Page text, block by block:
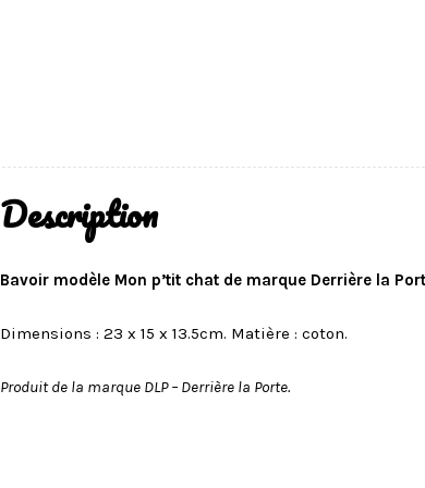
Description
Bavoir modèle Mon p’tit chat de marque Derrière la
Dimensions : 23 x 15 x 13.5cm. Matière : coton.
Produit de la marque DLP – Derrière la Porte.